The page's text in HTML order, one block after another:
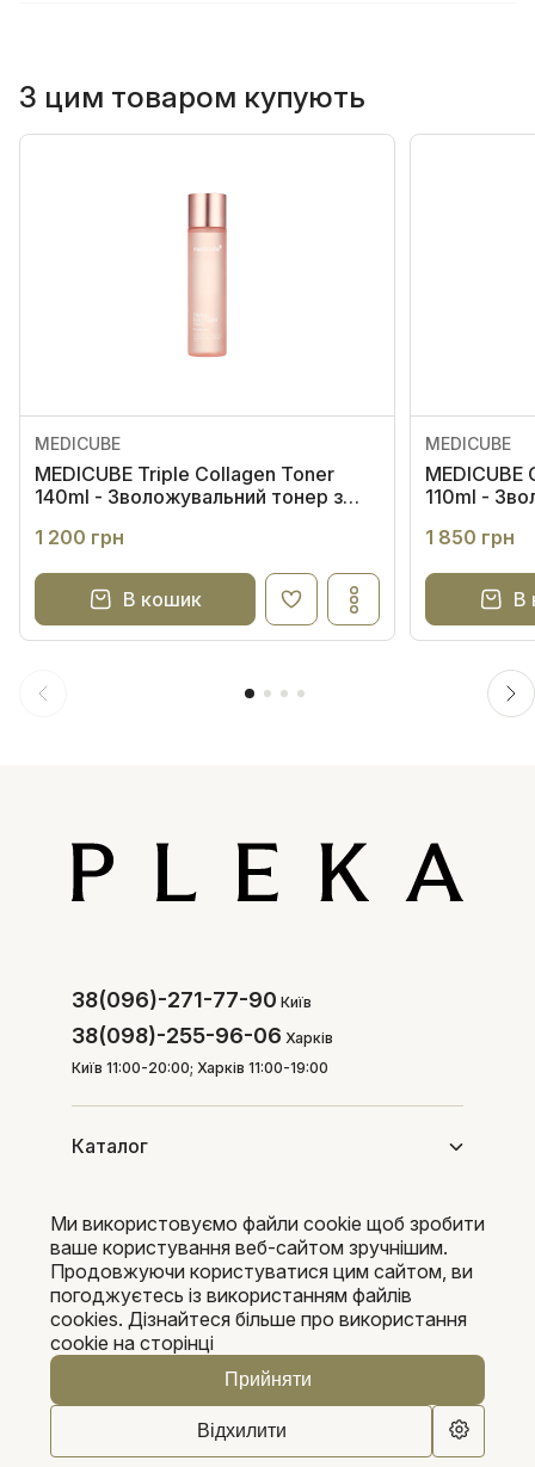
0
З цим товаром купують
MEDICUBE
MEDICUBE Triple Collagen Toner
140ml - Зволожувальний тонер з
кислотою
1 200 грн
В кошик
MEDICUBE
110ml -
1 850 грн
В
В кошик
38(096)-271-77-90 Київ
38(098)-255-96-06 Харків
Київ 11:00-20:00; Харків 11:00-19:00
Каталог
Покупцям
Pleka 2016-2026
Ми використовуємо файли cookie щоб зробити
ваше користування веб-сайтом зручнішим.
Продовжуючи користуватися цим сайтом, ви
погоджуєтесь із використанням файлів
cookies. Дізнайтеся більше про використання
cookie на сторінці
Прийняти
Відхилити